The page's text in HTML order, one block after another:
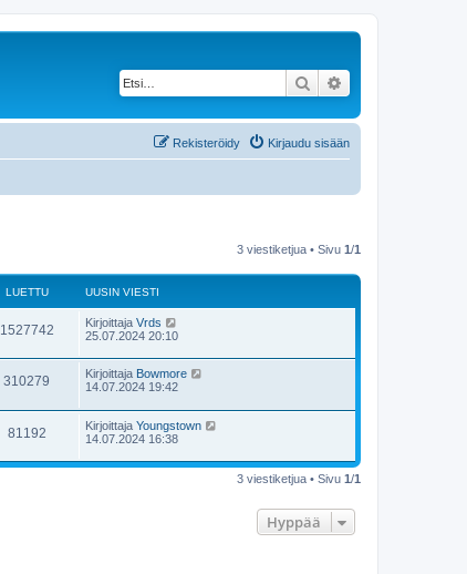
Etsi
Kirjaudu sisään
Rekisteröidy
3 viestiketjua • Sivu 1/1
LUETTU UUSIN VIESTI
1527742 Kirjoittaja Vrds
25.07.2024 20:10
310279 Kirjoittaja Bowmore
14.07.2024 19:42
81192 Kirjoittaja Youngstown
14.07.2024 16:38
3 viestiketjua • Sivu 1/1
Hyppää